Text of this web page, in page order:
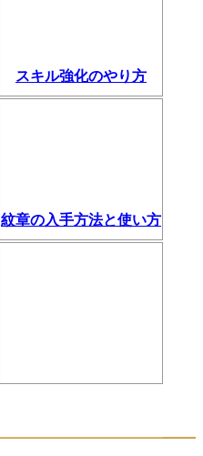
スキル強化のやり方
紋章の入手方法と使い方